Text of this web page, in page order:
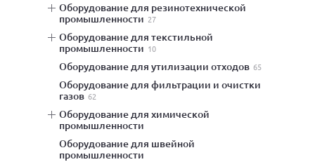
оборудование для резинотехнической
промышленности 27
оборудование для текстильной
промышленности 10
оборудование для утилизации отходов 65
оборудование для фильтрации и очистки
газов 62
оборудование для химической
промышленности
оборудование для швейной
промышленности